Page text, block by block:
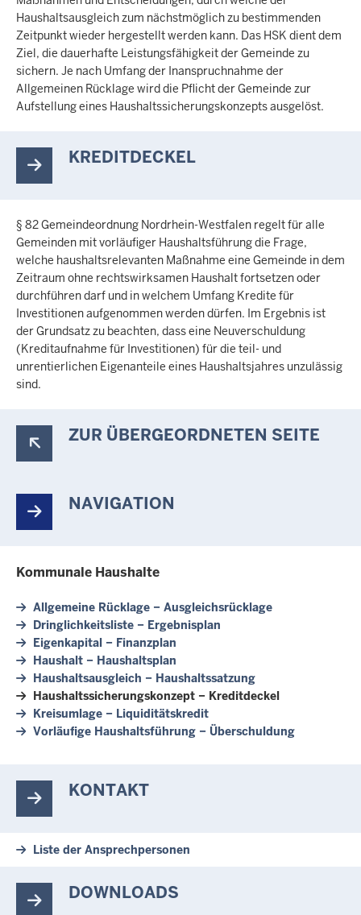
c
h
h
i
e
r
Haushaltsausgleich zum nächstmöglich zu bestimmenden
Zeitpunkt wieder hergestellt werden kann. Das HSK dient dem
Ziel, die dauerhafte Leistungsfähigkeit der Gemeinde zu
sichern. Je nach Umfang der Inanspruchnahme der
Allgemeinen Rücklage wird die Pflicht der Gemeinde zur
Aufstellung eines Haushaltssicherungskonzepts ausgelöst.
KREDITDECKEL
§ 82 Gemeindeordnung Nordrhein-Westfalen regelt für alle
Gemeinden mit vorläufiger Haushaltsführung die Frage,
welche haushaltsrelevanten Maßnahme eine Gemeinde in dem
Zeitraum ohne rechtswirksamen Haushalt fortsetzen oder
durchführen darf und in welchem Umfang Kredite für
Investitionen aufgenommen werden dürfen. Im Ergebnis ist
der Grundsatz zu beachten, dass eine Neuverschuldung
(Kreditaufnahme für Investitionen) für die teil- und
unrentierlichen Eigenanteile eines Haushaltsjahres unzulässig
sind.
ZUR ÜBERGEORDNETEN SEITE
NAVIGATION
Kommunale Haushalte
Allgemeine Rücklage − Ausgleichsrücklage
Dringlichkeitsliste − Ergebnisplan
Eigenkapital − Finanzplan
Haushalt − Haushaltsplan
Haushaltsausgleich − Haushaltssatzung
Haushaltssicherungskonzept − Kreditdeckel
Kreisumlage − Liquiditätskredit
Vorläufige Haushaltsführung − Überschuldung
KONTAKT
Liste der Ansprechpersonen
DOWNLOADS